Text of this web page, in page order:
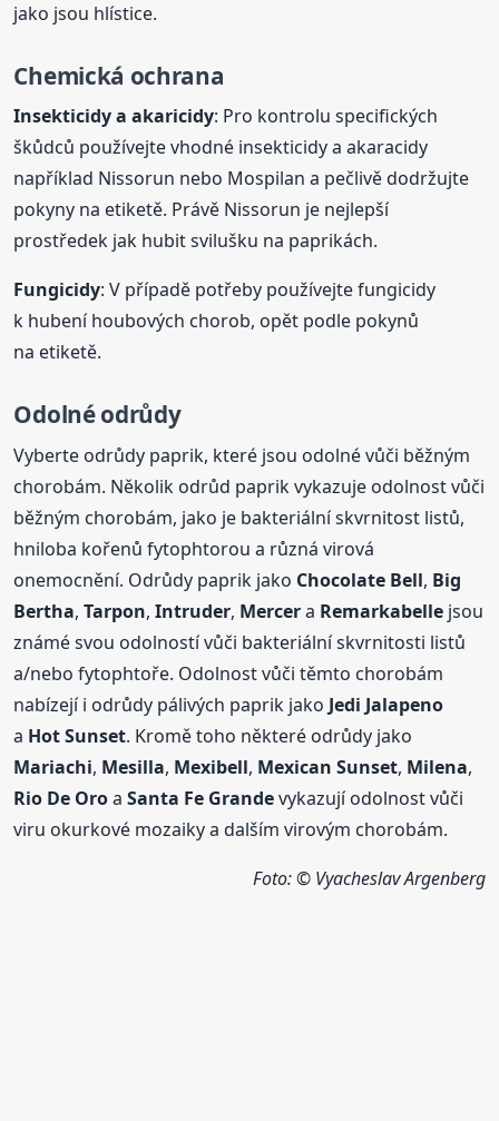
jako jsou hlístice.
Chemická ochrana
Insekticidy a akaricidy: Pro kontrolu specifických
škůdců používejte vhodné insekticidy a akaracidy
například Nissorun nebo Mospilan a pečlivě dodržujte
pokyny na etiketě. Právě Nissorun je nejlepší
prostředek jak hubit svilušku na paprikách.
Fungicidy: V případě potřeby používejte fungicidy
k hubení houbových chorob, opět podle pokynů
na etiketě.
Odolné odrůdy
Vyberte odrůdy paprik, které jsou odolné vůči běžným
chorobám. Několik odrůd paprik vykazuje odolnost vůči
běžným chorobám, jako je bakteriální skvrnitost listů,
hniloba kořenů fytophtorou a různá virová
onemocnění. Odrůdy paprik jako Chocolate Bell, Big
Bertha,Tarpon,Intruder, Mercera Remarkabelle jsou
známé svou odolností vůči bakteriální skvrnitosti listů
a/nebo fytophtoře. Odolnost vůči těmto chorobám
nabízejí i odrůdy pálivých paprik jako Jedi Jalapeno
a Hot Sunset. Kromě toho některé odrůdy jako
Mariachi, Mesilla, Mexibell, Mexican Sunset, Milena,
Rio De OroaSanta Fe Grandevykazují odolnost vůči
viru okurkové mozaiky a dalším virovým chorobám.
Foto: © Vyacheslav Argenberg